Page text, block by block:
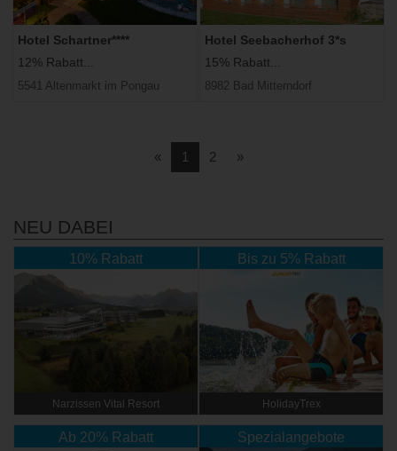
Hotel Schartner****
12% Rabatt...
5541 Altenmarkt im Pongau
Hotel Seebacherhof 3*s
15% Rabatt...
8982 Bad Mitterndorf
«Vorherige
1 2 »Nächste
NEU DABEI
10% Rabatt
Narzissen Vital Resort
Bis zu 5% Rabatt
HolidayTrex
Ab 20% Rabatt Spezialangebote